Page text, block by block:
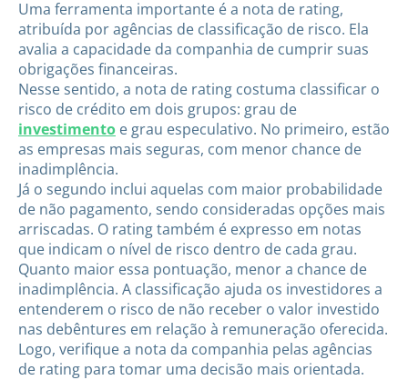
Uma ferramenta importante é a nota de rating,
atribuída por agências de classificação de risco. Ela
avalia a capacidade da companhia de cumprir suas
obrigações financeiras.
Nesse sentido, a nota de rating costuma classificar o
risco de crédito em dois grupos: grau de
investimento e grau especulativo. No primeiro, estão
as empresas mais seguras, com menor chance de
inadimplência.
Já o segundo inclui aquelas com maior probabilidade
de não pagamento, sendo consideradas opções mais
arriscadas. O rating também é expresso em notas
que indicam o nível de risco dentro de cada grau.
Quanto maior essa pontuação, menor a chance de
inadimplência. A classificação ajuda os investidores a
entenderem o risco de não receber o valor investido
nas debêntures em relação à remuneração oferecida.
Logo, verifique a nota da companhia pelas agências
de rating para tomar uma decisão mais orientada.